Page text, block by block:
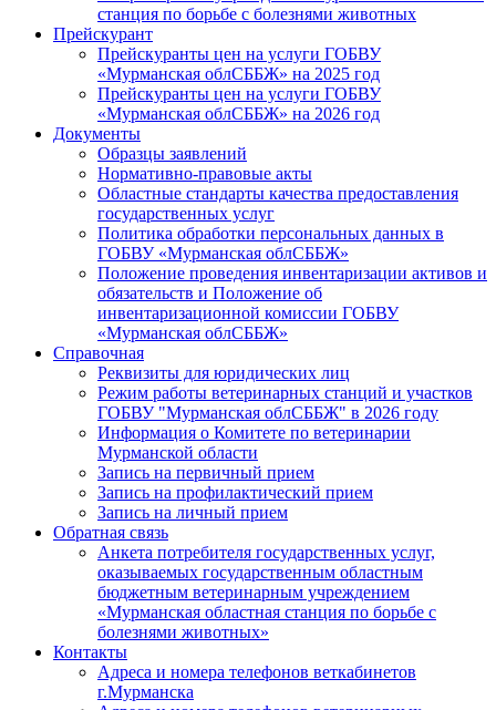
станция по борьбе с болезнями животных
Прейскурант
Прейскуранты цен на услуги ГОБВУ
«Мурманская облСББЖ» на 2025 год
Прейскуранты цен на услуги ГОБВУ
«Мурманская облСББЖ» на 2026 год
Документы
Образцы заявлений
Нормативно-правовые акты
Областные стандарты качества предоставления
государственных услуг
Политика обработки персональных данных в
ГОБВУ «Мурманская облСББЖ»
Положение проведения инвентаризации активов и
обязательств и Положение об
инвентаризационной комиссии ГОБВУ
«Мурманская облСББЖ»
Справочная
Реквизиты для юридических лиц
Режим работы ветеринарных станций и участков
ГОБВУ "Мурманская облСББЖ" в 2026 году
Информация о Комитете по ветеринарии
Мурманской области
Запись на первичный прием
Запись на профилактический прием
Запись на личный прием
Обратная связь
Анкета потребителя государственных услуг,
оказываемых государственным областным
бюджетным ветеринарным учреждением
«Мурманская областная станция по борьбе с
болезнями животных»
Контакты
Адреса и номера телефонов веткабинетов
г.Мурманска